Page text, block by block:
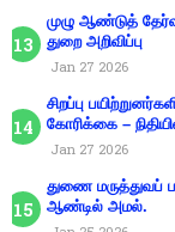
முழு ஆண்டுத்
துறை அறிவிப்பு
Jan 27 2026
சிறப்பு
கோரிக்கை –
Jan 27 2026
துணை மருத்துவப்
ஆண்டில் அமல்.